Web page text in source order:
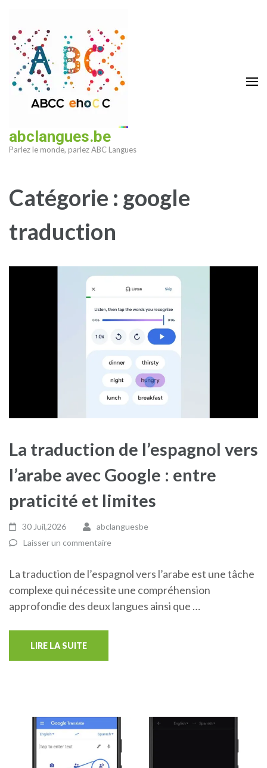
contenu
(Pressez
Entrée)
abclangues.be
Parlez le monde, parlez ABC Langues
Catégorie : google
traduction
La traduction de l’espagnol vers
l’arabe avec Google : entre
praticité et limites
30 Juil,2026
abclanguesbe
Laisser un commentaire
La traduction de l’espagnol vers l’arabe est une tâche
complexe qui nécessite une compréhension
approfondie des deux langues ainsi que …
LIRE LA SUITE